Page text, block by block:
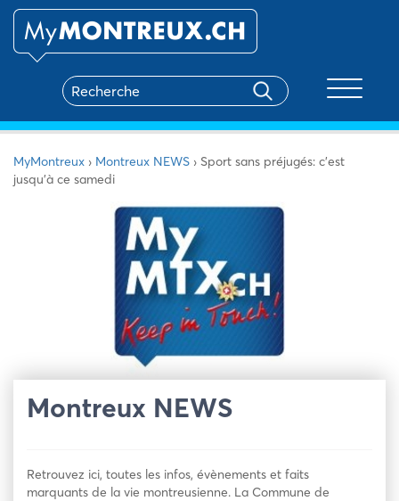
MyMontreux › Montreux NEWS › Sport sans préjugés: c’est
jusqu’à ce samedi
Montreux NEWS
Retrouvez ici, toutes les infos, évènements et faits
marquants de la vie montreusienne. La Commune de